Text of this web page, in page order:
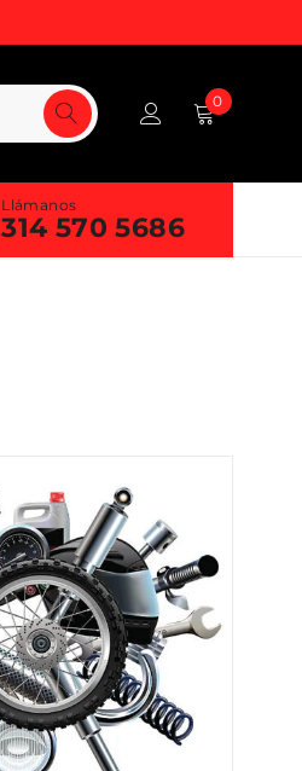
0
Llámanos
314 570 5686